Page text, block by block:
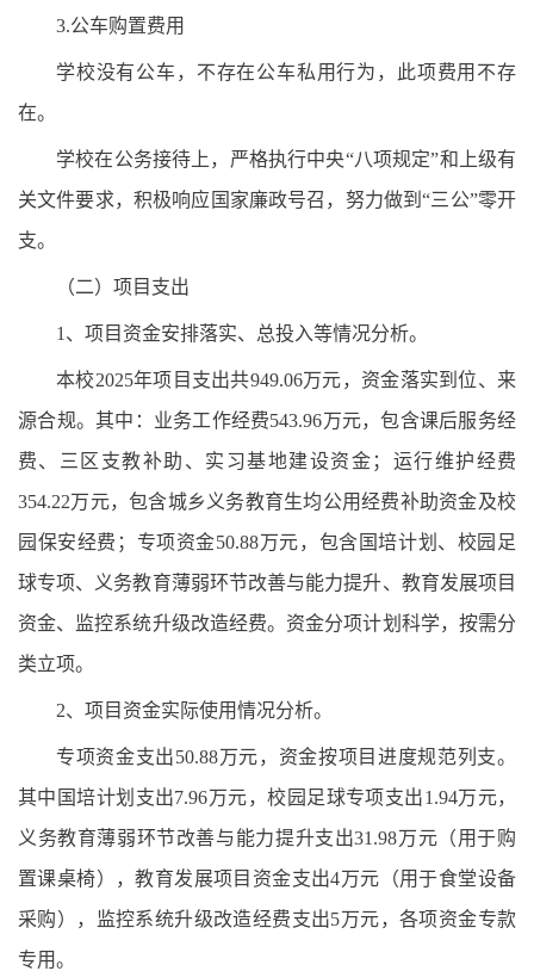
3.公车购置费用
学校没有公车，不存在公车私用行为，此项费用不存
在。
学校在公务接待上，严格执行中央“八项规定”和上级有
关文件要求，积极响应国家廉政号召，努力做到“三公”零开
支。
（二）项目支出
1、项目资金安排落实、总投入等情况分析。
本校2025年项目支出共949.06万元，资金落实到位、来
源合规。其中：业务工作经费543.96万元，包含课后服务经
费、三区支教补助、实习基地建设资金；运行维护经费
354.22万元，包含城乡义务教育生均公用经费补助资金及校
园保安经费；专项资金50.88万元，包含国培计划、校园足
球专项、义务教育薄弱环节改善与能力提升、教育发展项目
资金、监控系统升级改造经费。资金分项计划科学，按需分
类立项。
2、项目资金实际使用情况分析。
专项资金支出50.88万元，资金按项目进度规范列支。
其中国培计划支出7.96万元，校园足球专项支出1.94万元，
义务教育薄弱环节改善与能力提升支出31.98万元（用于购
置课桌椅），教育发展项目资金支出4万元（用于食堂设备
采购），监控系统升级改造经费支出5万元，各项资金专款
专用。